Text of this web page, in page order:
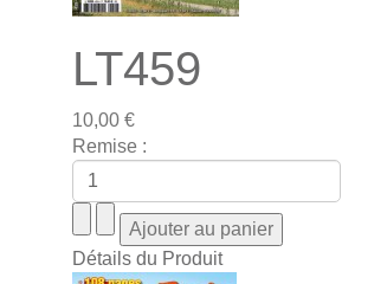
LT459
10,00 €
Remise :
Détails du Produit